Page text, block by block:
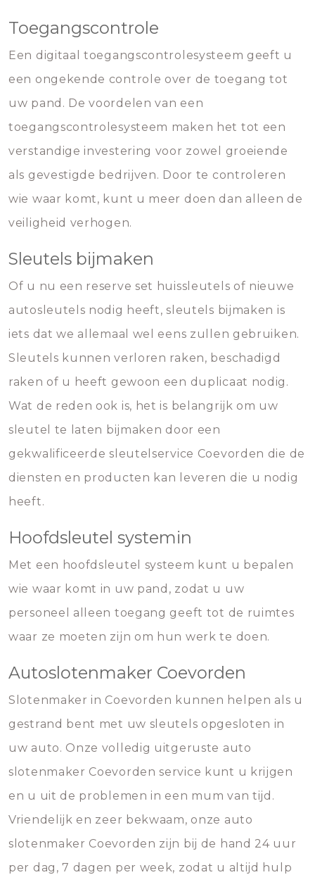
Toegangscontrole
Een digitaal toegangscontrolesysteem geeft u
een ongekende controle over de toegang tot
uw pand. De voordelen van een
toegangscontrolesysteem maken het tot een
verstandige investering voor zowel groeiende
als gevestigde bedrijven. Door te controleren
wie waar komt, kunt u meer doen dan alleen de
veiligheid verhogen.
Sleutels bijmaken
Of u nu een reserve set huissleutels of nieuwe
autosleutels nodig heeft, sleutels bijmaken is
iets dat we allemaal wel eens zullen gebruiken.
Sleutels kunnen verloren raken, beschadigd
raken of u heeft gewoon een duplicaat nodig.
Wat de reden ook is, het is belangrijk om uw
sleutel te laten bijmaken door een
gekwalificeerde sleutelservice Coevorden die de
diensten en producten kan leveren die u nodig
heeft.
Hoofdsleutel systemin
Met een hoofdsleutel systeem kunt u bepalen
wie waar komt in uw pand, zodat u uw
personeel alleen toegang geeft tot de ruimtes
waar ze moeten zijn om hun werk te doen.
Autoslotenmaker Coevorden
Slotenmaker in Coevorden kunnen helpen als u
gestrand bent met uw sleutels opgesloten in
uw auto. Onze volledig uitgeruste auto
slotenmaker Coevorden service kunt u krijgen
en u uit de problemen in een mum van tijd.
Vriendelijk en zeer bekwaam, onze auto
slotenmaker Coevorden zijn bij de hand 24 uur
per dag, 7 dagen per week, zodat u altijd hulp